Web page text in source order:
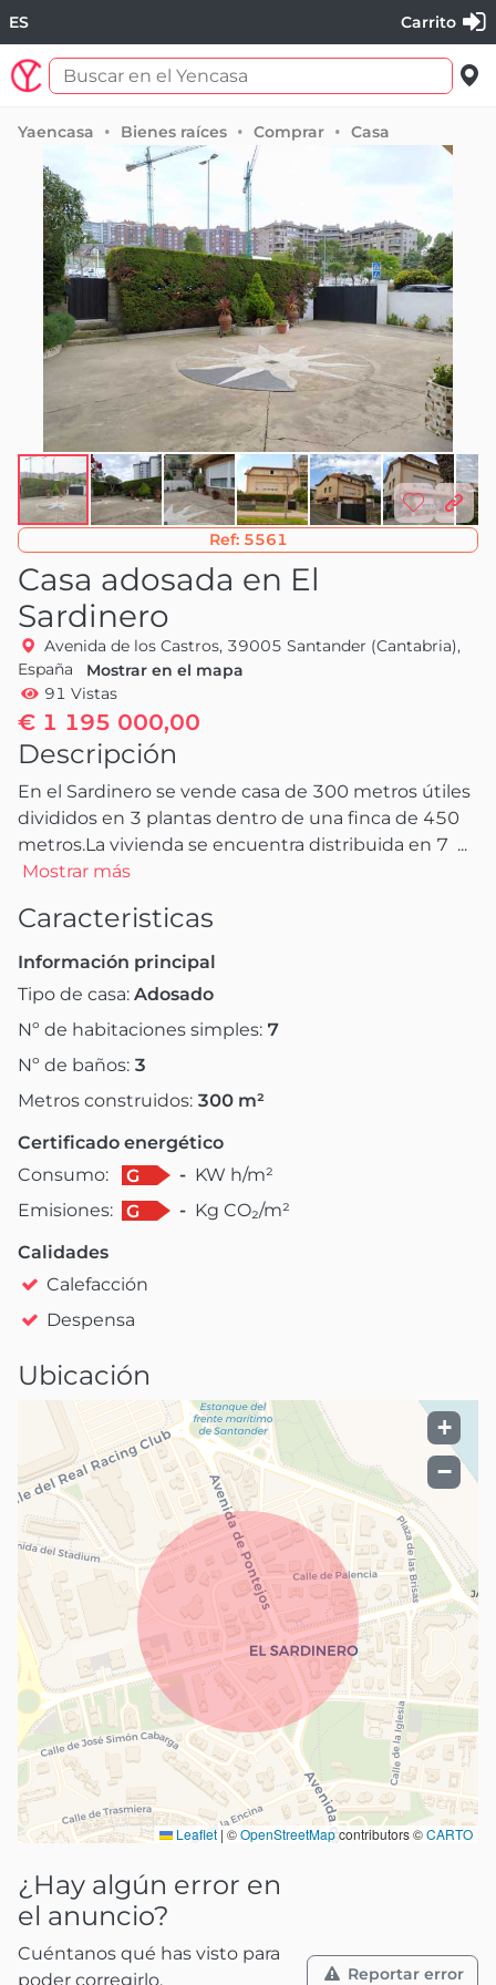
ES Carrito
Yaencasa Bienes raíces Comprar Casa
Ref: 5561
Casa adosada en El
Sardinero
Avenida de los Castros, 39005 Santander (Cantabria),
España
Mostrar en el mapa
91 Vistas
€ 1 195 000,00
Descripción
En el Sardinero se vende casa de 300 metros útiles
divididos en 3 plantas dentro de una finca de 450
metros.La vivienda se encuentra distribuida en 7 ...
Mostrar más
Caracteristicas
Información principal
Tipo de casa: Adosado
Nº de habitaciones simples: 7
Nº de baños: 3
Metros construidos: 300 m²
Certificado energético
Consumo:
G - KW h/m²
Emisiones:
G - Kg CO₂/m²
Calidades
Calefacción
Despensa
Ubicación
+
−
Leaflet | ©OpenStreetMapcontributors ©CARTO
¿Hay algún error en
el anuncio?
Cuéntanos qué has visto para
poder corregirlo.
Reportar error